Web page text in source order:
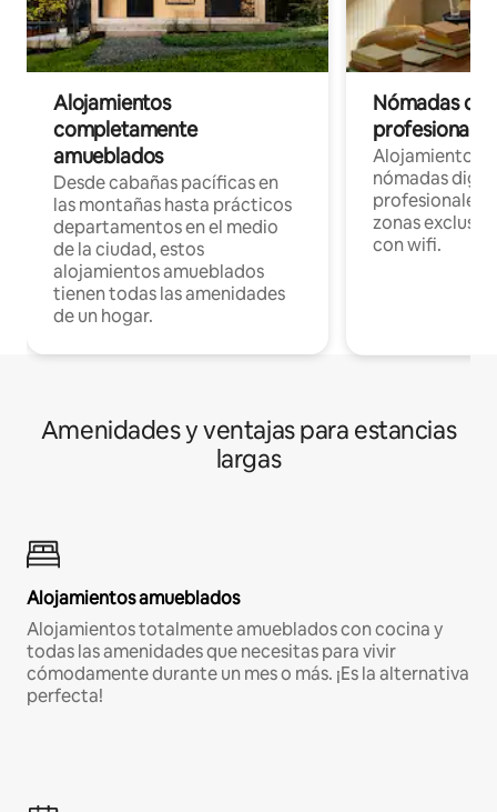
Alojamientos
completamente
amueblados
Desde cabañas pacíficas en
las montañas hasta prácticos
departamentos en el medio
de la ciudad, estos
alojamientos amueblados
tienen todas las amenidades
de un hogar.
Nómadas
Alojamientos
nómadas
profesionales
zonas
con wifi.
Amenidades y ventajas para estancias
largas
Alojamientos amueblados
Alojamientos totalmente amueblados con cocina y
todas las amenidades que necesitas para vivir
cómodamente durante un mes o más. ¡Es la alternativa
perfecta!